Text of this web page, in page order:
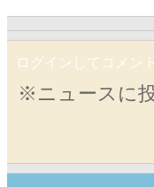
ログインしてコメン
※ニュースに